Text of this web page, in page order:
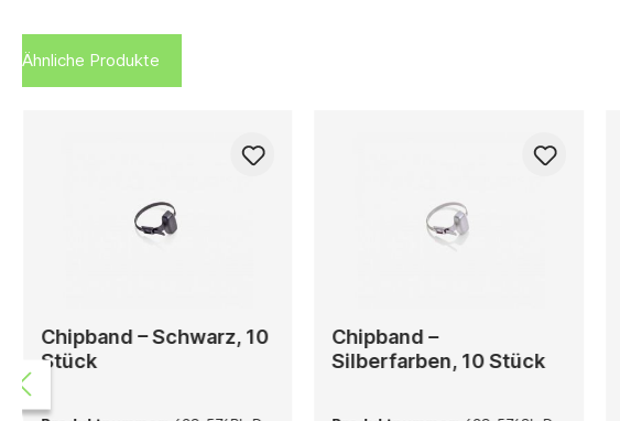
Ähnliche Produkte
Chipband – Schwarz, 10
Stück
Chipband –
Silberfarben, 10 Stück